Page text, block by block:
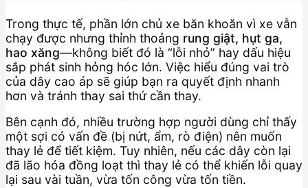
Trong thực tế, phần lớn chủ xe băn khoăn vì xe vẫn
chạy được nhưng thỉnh thoảng rung giật, hụt ga,
hao xăng—không biết đó là “lỗi nhỏ” hay dấu hiệu
sắp phát sinh hỏng hóc lớn. Việc hiểu đúng vai trò
của dây cao áp sẽ giúp bạn ra quyết định nhanh
hơn và tránh thay sai thứ cần thay.
Bên cạnh đó, nhiều trường hợp người dùng chỉ thấy
một sợi có vấn đề (bị nứt, ẩm, rò điện) nên muốn
thay lẻ để tiết kiệm. Tuy nhiên, nếu các dây còn lại
đã lão hóa đồng loạt thì thay lẻ có thể khiến lỗi quay
lại sau vài tuần, vừa tốn công vừa tốn tiền.